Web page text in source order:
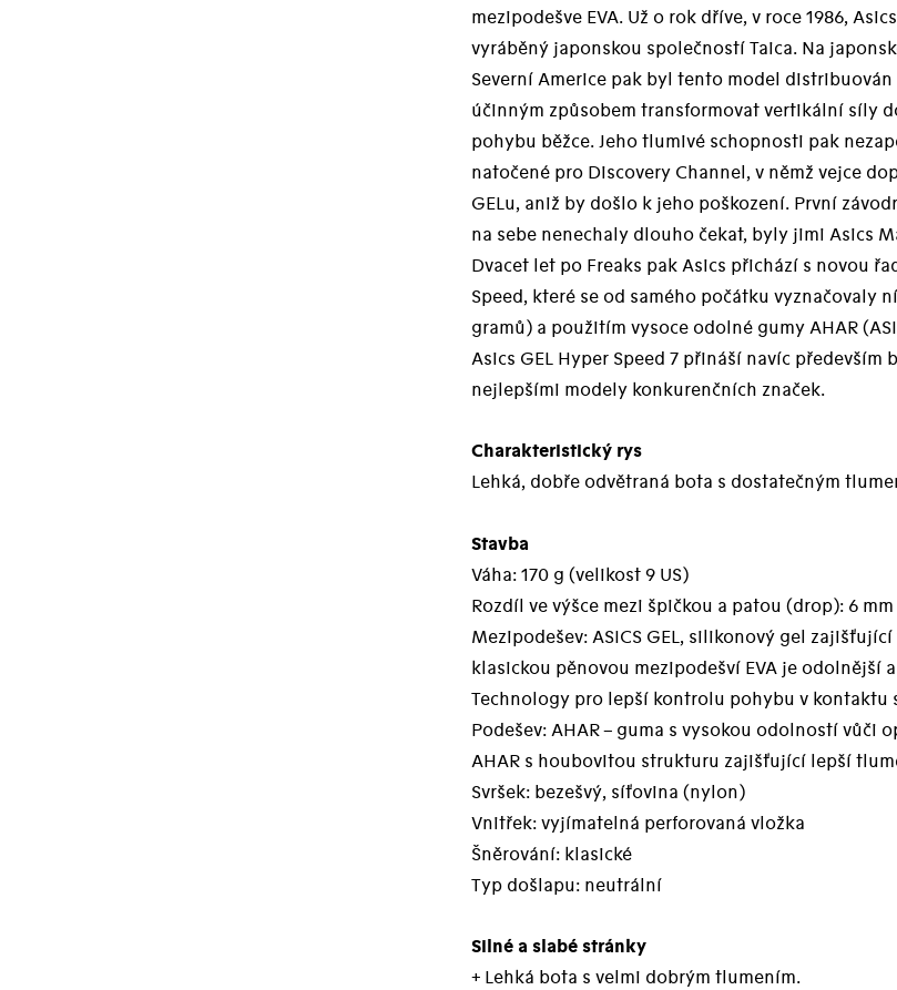
mezipodešve EVA. Už o rok dříve, v roce 1986,
vyráběný japonskou společností Taica. Na
Severní Americe pak byl tento model distribuován
účinným způsobem transformovat vertikální síly
pohybu běžce. Jeho tlumivé schopnosti pak
natočené pro Discovery Channel, v němž vejce
GELu, aniž by došlo k jeho poškození. První
na sebe nenechaly dlouho čekat, byly jimi Asics
Dvacet let po Freaks pak Asics přichází s novou
Speed, které se od samého počátku
gramů) a použitím vysoce odolné gumy AHAR
Asics GEL Hyper Speed 7 přináší navíc především
nejlepšími modely konkurenčních značek.
Charakteristický rys
Lehká, dobře odvětraná bota s dostatečným
Stavba
Váha: 170 g (velikost 9 US)
Rozdíl ve výšce mezi špičkou a patou (drop): 6
Mezipodešev: ASICS GEL, silikonový gel
klasickou pěnovou mezipodešví EVA je odolnější
Technology pro lepší kontrolu pohybu v kontaktu
Podešev: AHAR – guma s vysokou odolností vůči
AHAR s houbovitou strukturu zajišťující lepší
Svršek: bezešvý, síťovina (nylon)
Vnitřek: vyjímatelná perforovaná vložka
Šněrování: klasické
Typ došlapu: neutrální
Silné a slabé stránky
+ Lehká bota s velmi dobrým tlumením.